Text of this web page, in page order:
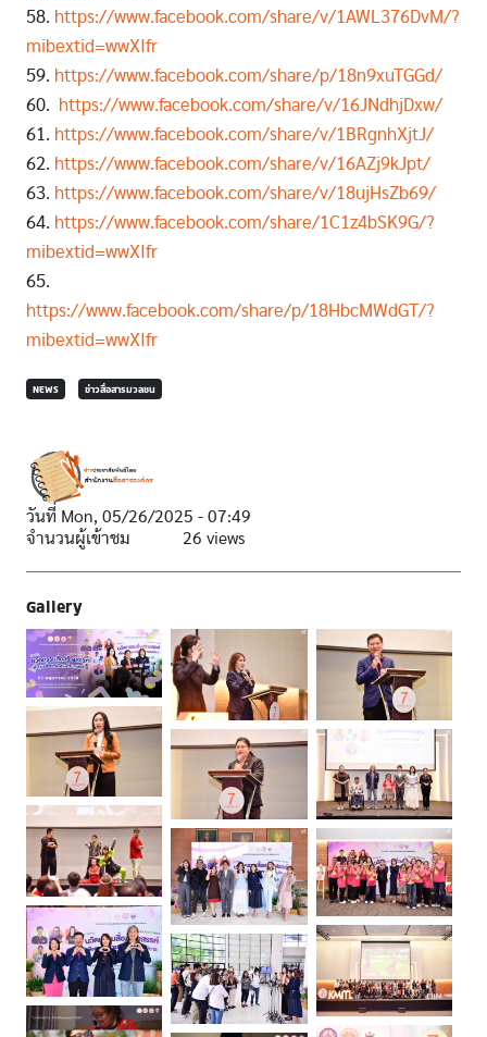
58. https://www.facebook.com/share/v/1AWL376DvM/?
mibextid=wwXIfr
59. https://www.facebook.com/share/p/18n9xuTGGd/
60.
https://www.facebook.com/share/v/16JNdhjDxw/
61. https://www.facebook.com/share/v/1BRgnhXjtJ/
62. https://www.facebook.com/share/v/16AZj9kJpt/
63. https://www.facebook.com/share/v/18ujHsZb69/
64. https://www.facebook.com/share/1C1z4bSK9G/?
mibextid=wwXIfr
65.
https://www.facebook.com/share/p/18HbcMWdGT/?
mibextid=wwXIfr
NEWS ข่าวสื่อสารมวลชน
วันที่ Mon, 05/26/2025 - 07:49
จำนวนผู้เข้าชม
26 views
Gallery